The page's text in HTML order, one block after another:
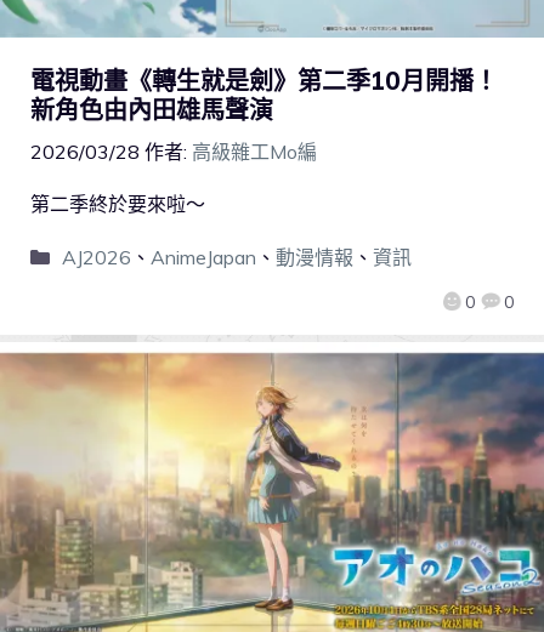
電視動畫《轉生就是劍》第二季10月開播！
新角色由內田雄馬聲演
2026/03/28 作者: 高級雜工Mo編
0 0
第二季終於要來啦～
AJ2026 、 AnimeJapan 、 動漫情報 、 資訊